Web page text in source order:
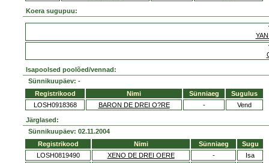
Koera sugupuu:
Isapoolsed poolõed/vennad:
Sünnikuupäev: -
Registrikood
Nimi Sünniaeg
Sugulus
LOSH0918368
BARON DE DREI O?RE - Vend
Järglased:
Sünnikuupäev: 02.11.2004
Registrikood
Nimi Sünniaeg
Sugu
LOSH0819490
XENO DE DREI OERE -
Isa